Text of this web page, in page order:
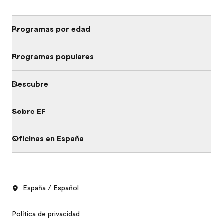
Programas por edad
Programas populares
Descubre
Sobre EF
Oficinas en España
España / Español
Política de privacidad